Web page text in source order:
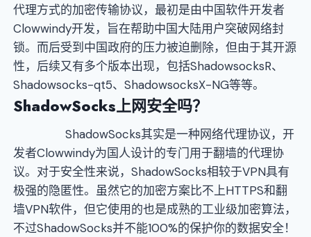
代理方式的加密传输协议，最初是由中国软件开发者
Clowwindy开发，旨在帮助中国大陆用户突破网络封
锁。而后受到中国政府的压力被迫删除，但由于其开源
性，后续又有多个版本出现，包括ShadowsocksR、
Shadowsocks-qt5、ShadowsocksX-NG等等。
ShadowSocks上网安全吗？
ShadowSocks其实是一种网络代理协议，开
发者Clowwindy为国人设计的专门用于翻墙的代理协
议。对于安全性来说，ShadowSocks相较于VPN具有
极强的隐匿性。虽然它的加密方案比不上HTTPS和翻
墙VPN软件，但它使用的也是成熟的工业级加密算法，
不过ShadowSocks并不能100%的保护你的数据安全！